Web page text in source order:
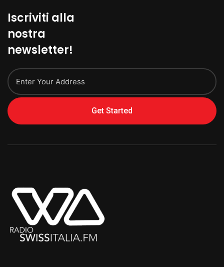
Iscriviti alla
nostra
newsletter!
Get Started